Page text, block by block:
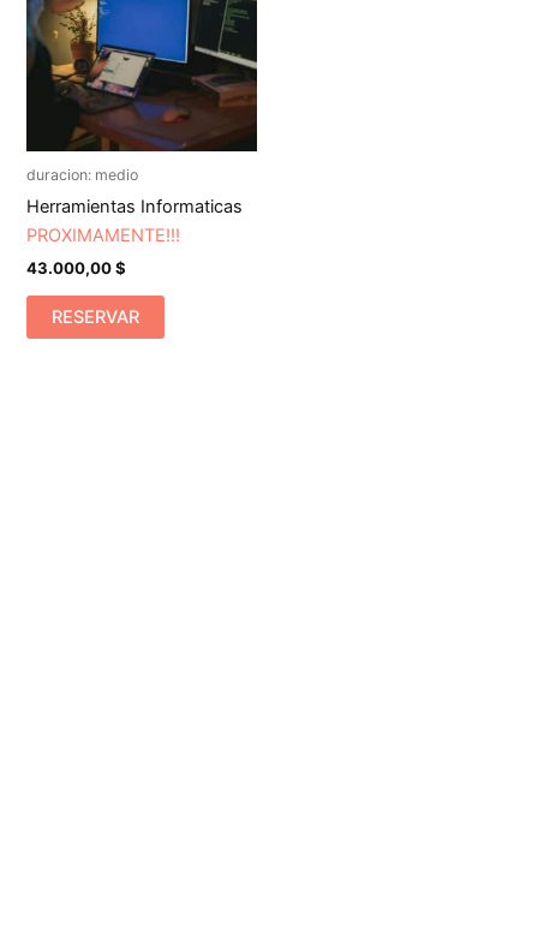
duracion: medio
Herramientas Informaticas
PROXIMAMENTE!!!
43.000,00$
RESERVAR